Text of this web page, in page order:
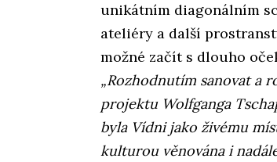
unikátním diagonálním
ateliéry a další
možné začít s dlouho
„Rozhodnutím sanovat a
projektu Wolfganga
byla Vídni jako živému
kulturou věnována i